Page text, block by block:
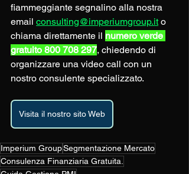
fiammeggiante segnalino alla nostra
email consulting@imperiumgroup.it o
chiama direttamente il numero verde
gratuito 800 708 297, chiedendo di
organizzare una video call con un
nostro consulente specializzato.
Visita il nostro sito Web
Imperium GroupSegmentazione Mercato
Consulenza Finanziaria Gratuita.